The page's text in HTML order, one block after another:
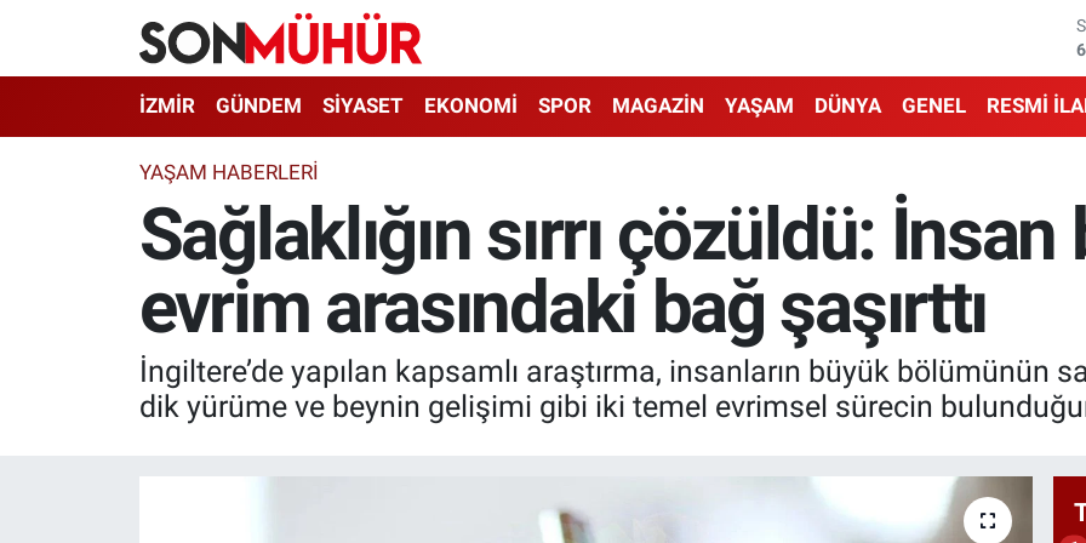
İZMİR GÜNDEM SİYASET EKONOMİ SPOR MAGAZİN YAŞAM DÜNYA GENEL RESMİ
YAŞAM HABERLERI
Sağlaklığın sırrı çözüldü:
evrim arasındaki bağ şaşırttı
İngiltere’de yapılan kapsamlı araştırma, insanların büyük bölümünün
dik yürüme ve beynin gelişimi gibi iki temel evrimsel sürecin
İzmir Nöbetçi Eczaneler
İzmir Namaz Vakitleri
İzmir Trafik Yoğunluk Haritası
Süper Lig Puan Durumu ve Fikstür
Tüm Manşetler